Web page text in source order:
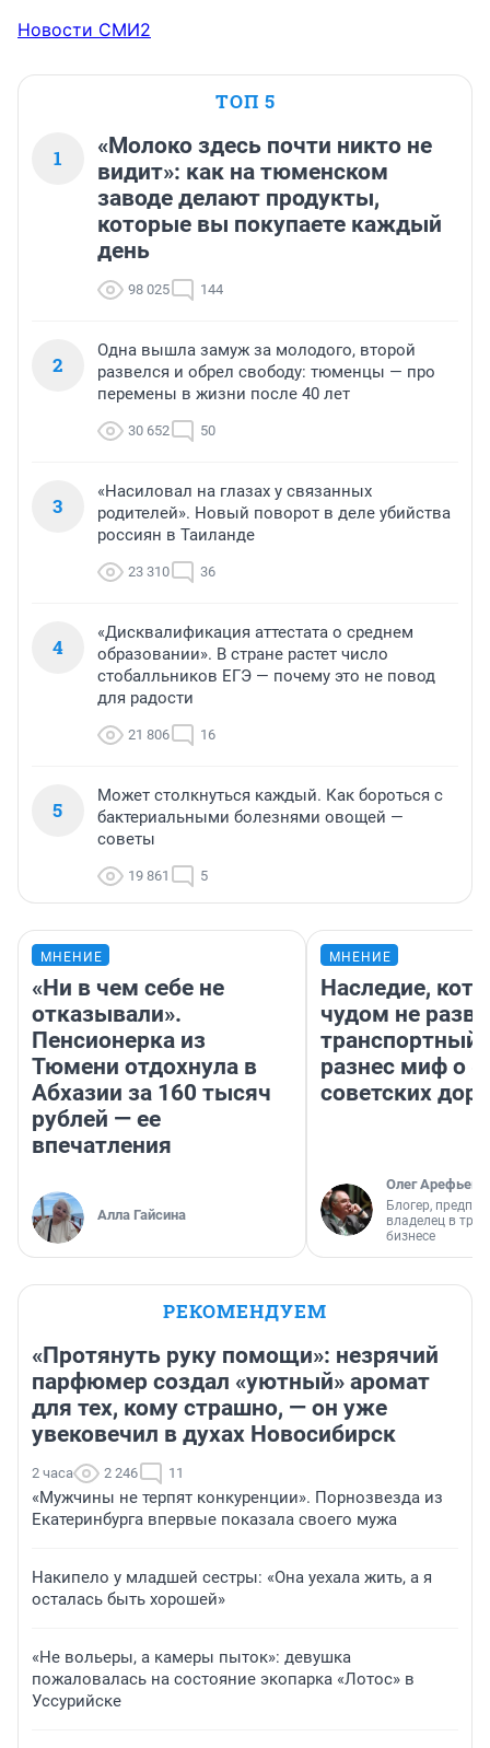
Новости СМИ2
ТОП 5
1
«Молоко здесь почти никто не
видит»: как на тюменском
заводе делают продукты,
которые вы покупаете каждый
день
98 025 144
2
Одна вышла замуж за молодого, второй
развелся и обрел свободу: тюменцы — про
перемены в жизни после 40 лет
30 652 50
3
«Насиловал на глазах у связанных
родителей». Новый поворот в деле убийства
россиян в Таиланде
23 310 36
4
«Дисквалификация аттестата о среднем
образовании». В стране растет число
стобалльников ЕГЭ — почему это не повод
для радости
21 806 16
5
Может столкнуться каждый. Как бороться с
бактериальными болезнями овощей —
советы
19 861 5
МНЕНИЕ
«Ни в чем себе не
отказывали».
Пенсионерка из
Тюмени отдохнула в
Абхазии за 160 тысяч
рублей — ее
впечатления
Алла Гайсина
МНЕНИЕ
Наследие,
чудом не
транспортный
разнес миф о
советских
Олег Арефьев
Блогер,
владелец в
бизнесе
РЕКОМЕНДУЕМ
«Протянуть руку помощи»: незрячий
парфюмер создал «уютный» аромат
для тех, кому страшно, — он уже
увековечил в духах Новосибирск
2 часа 2 246 11
«Мужчины не терпят конкуренции». Порнозвезда из
Екатеринбурга впервые показала своего мужа
Накипело у младшей сестры: «Она уехала жить, а я
осталась быть хорошей»
«Не вольеры, а камеры пыток»: девушка
пожаловалась на состояние экопарка «Лотос» в
Уссурийске